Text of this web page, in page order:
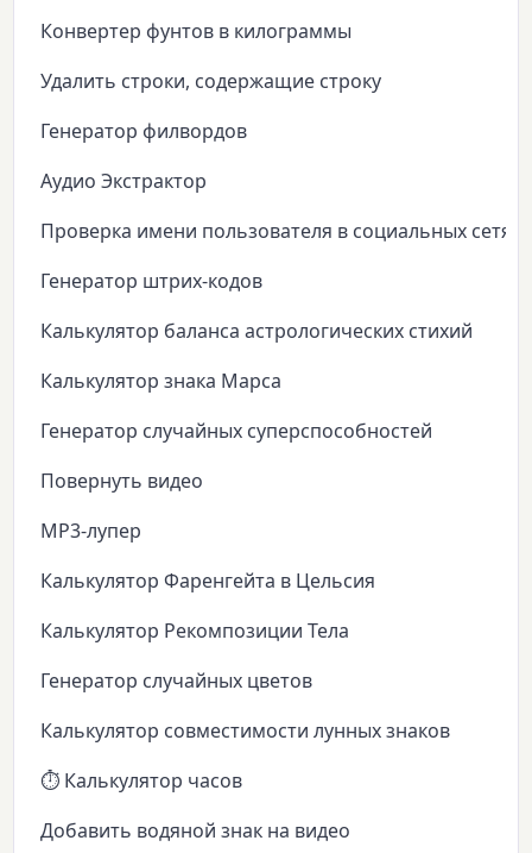
Конвертер фунтов в килограммы
Удалить строки, содержащие строку
Генератор филвордов
Аудио Экстрактор
Проверка имени пользователя в социальных сетях
Генератор штрих-кодов
Калькулятор баланса астрологических стихий
Калькулятор знака Марса
Генератор случайных суперспособностей
Повернуть видео
MP3-лупер
Калькулятор Фаренгейта в Цельсия
Калькулятор Рекомпозиции Тела
Генератор случайных цветов
Калькулятор совместимости лунных знаков
⏱️ Калькулятор часов
Добавить водяной знак на видео